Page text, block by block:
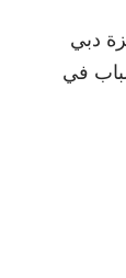
دبي
للشباب في